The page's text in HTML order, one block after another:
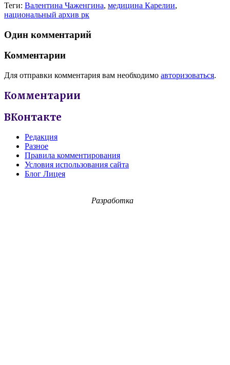
Теги: Валентина Чаженгина, медицина Карелии,
национальный архив рк
Один комментарий
Комментарии
Для отправки комментария вам необходимо авторизоваться.
Комментарии
ВКонтакте
Редакция
Разное
Правила комментирования
Условия использования сайта
Блог Лицея
Разработка